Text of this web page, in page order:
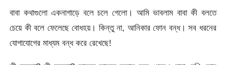
বাবা কথাগুলো একনাগাড়ে বলে চলে গেলো। আমি ভাবলাম বাবা কী বলতে
চেয়ে কী বলে ফেলেছে বোধহয়। কিন্তু না, আনিকার ফোন বন্ধ। সব ধরনের
যোগাযোগের মাধ্যম বন্ধ করে রেখেছে!